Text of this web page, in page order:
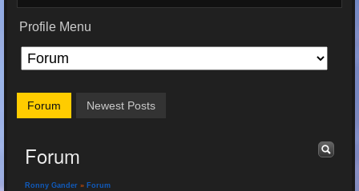
Profile Menu
Forum Newest Posts
Forum
Ronny Gander » Forum